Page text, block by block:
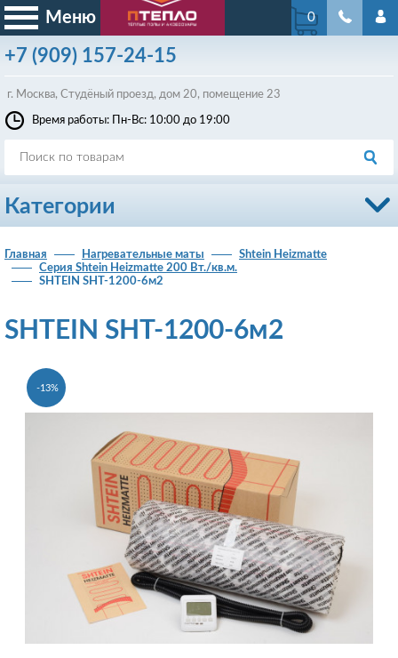
Меню
+7 (909) 157-24-15
г. Москва, Студёный проезд, дом 20, помещение 23
0
Время работы: Пн-Вс: 10:00 до 19:00
Категории
Главная Нагревательные маты
Shtein Heizmatte
Серия Shtein Heizmatte 200 Вт./кв.м.
SHTEIN SHT-1200-6м2
SHTEIN SHT-1200-6м2
-13%